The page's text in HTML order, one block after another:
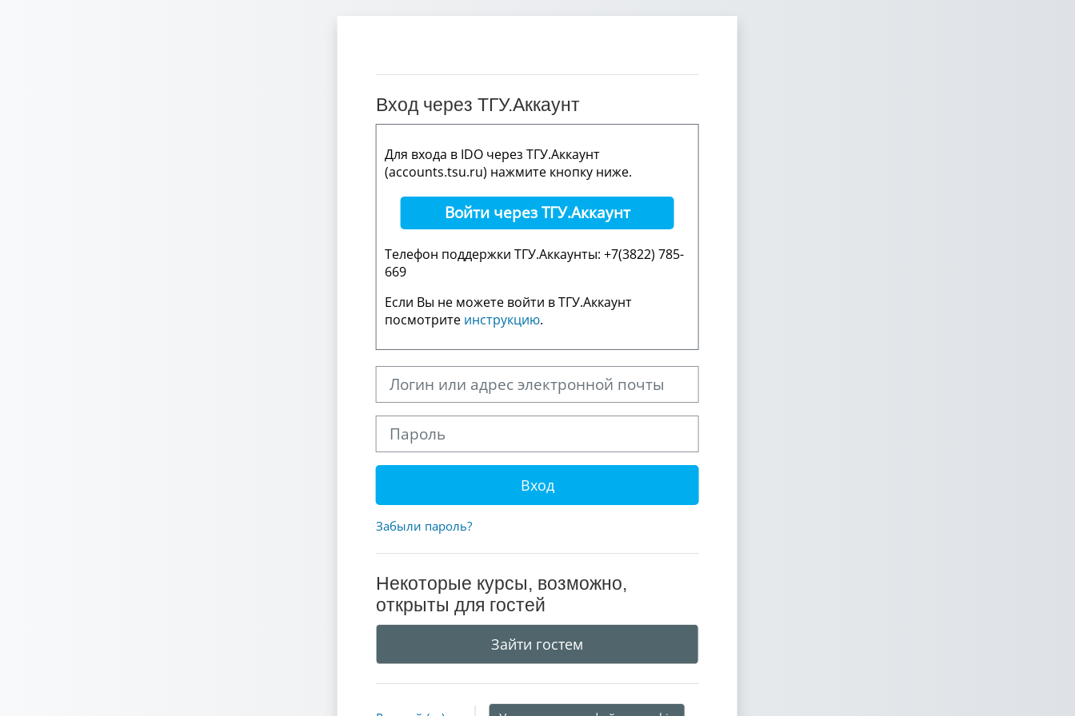
Вход через ТГУ.Аккаунт
Для входа в IDO через ТГУ.Аккаунт
(accounts.tsu.ru) нажмите кнопку ниже.
Войти через ТГУ.Аккаунт
Телефон поддержки ТГУ.Аккаунты: +7(3822) 785-
669
Если Вы не можете войти в ТГУ.Аккаунт
посмотрите инструкцию.
Вход
Забыли пароль?
Некоторые курсы, возможно,
открыты для гостей
Зайти гостем